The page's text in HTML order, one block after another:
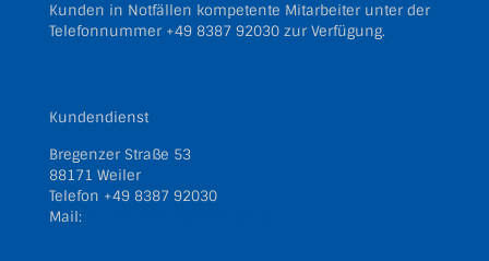
Kunden in Notfällen kompetente Mitarbeiter unter der
Telefonnummer +49 8387 92030 zur Verfügung.
Kundendienst
Bregenzer Straße 53
88171 Weiler
Telefon +49 8387 92030
Mail: